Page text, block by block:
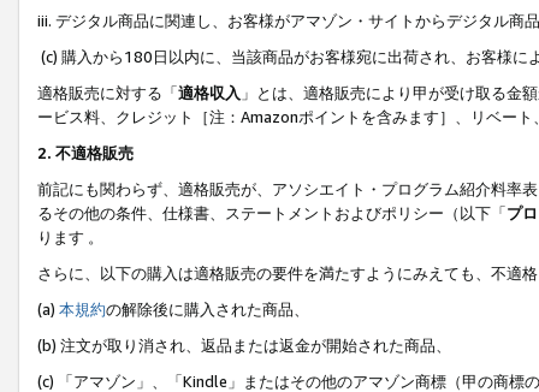
iii. デジタル商品に関連し、お客様がアマゾン・サイトからデジタル
(c) 購入から180日以内に、当該商品がお客様宛に出荷され、お客様
適格販売に対する「適格収入 」とは、適格販売により甲が受け取る金
ービス料、クレジット［注：Amazonポイントを含みます］、リベー
2. 不適格販売
前記にも関わらず、適格販売が、アソシエイト・プログラム紹介料率
るその他の条件、仕様書、ステートメントおよびポリシー（以下「プ
ります 。
さらに、以下の購入は適格販売の要件を満たすようにみえても、不適
(a) 本規約の解除後に購入された商品、
(b) 注文が取り消され、返品または返金が開始された商品、
(c) 「アマゾン」、「Kindle」またはその他のアマゾン商標（甲の商